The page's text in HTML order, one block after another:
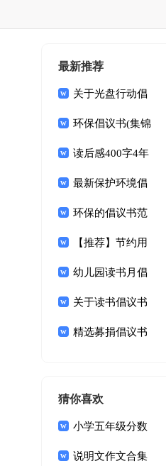
最新推荐
关于光盘行动倡
议书模板集合9篇
环保倡议书(集锦
15篇)读后感400字4年
级 最新保护环境倡
议书环保的倡议书范
文集锦六篇
【推荐】节约用
水倡议书九篇
幼儿园读书月倡
议书3篇
关于读书倡议书
范文集合六篇
精选募捐倡议书
猜你喜欢
小学五年级分数
的意义教案
说明文作文合集